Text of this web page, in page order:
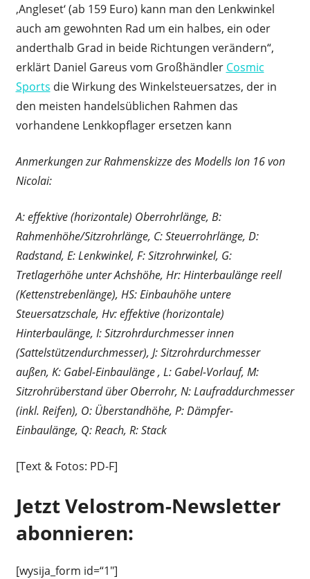
,Angleset‘ (ab 159 Euro) kann man den Lenkwinkel
auch am gewohnten Rad um ein halbes, ein oder
anderthalb Grad in beide Richtungen verändern“,
erklärt Daniel Gareus vom Großhändler Cosmic
Sports die Wirkung des Winkelsteuersatzes, der in
den meisten handelsüblichen Rahmen das
vorhandene Lenkkopflager ersetzen kann
Anmerkungen zur Rahmenskizze des Modells Ion 16 von
Nicolai:
A: effektive (horizontale) Oberrohrlänge, B:
Rahmenhöhe/Sitzrohrlänge, C: Steuerrohrlänge, D:
Radstand, E: Lenkwinkel, F: Sitzrohrwinkel, G:
Tretlagerhöhe unter Achshöhe, Hr: Hinterbaulänge reell
(Kettenstrebenlänge), HS: Einbauhöhe untere
Steuersatzschale, Hv: effektive (horizontale)
Hinterbaulänge, I: Sitzrohrdurchmesser innen
(Sattelstützendurchmesser), J: Sitzrohrdurchmesser
außen, K: Gabel-Einbaulänge , L: Gabel-Vorlauf, M:
Sitzrohrüberstand über Oberrohr, N: Laufraddurchmesser
(inkl. Reifen), O: Überstandhöhe, P: Dämpfer-
Einbaulänge, Q: Reach, R: Stack
[Text & Fotos: PD-F]
Jetzt Velostrom-Newsletter
abonnieren:
[wysija_form id=“1″]